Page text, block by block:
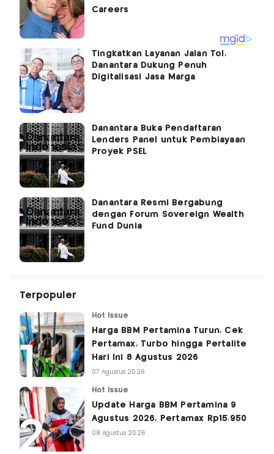
Tingkatkan Layanan Jalan Tol,
Danantara Dukung Penuh
Digitalisasi Jasa Marga
Danantara Buka Pendaftaran
Lenders Panel untuk Pembiayaan
Proyek PSEL
Danantara Resmi Bergabung
dengan Forum Sovereign Wealth
Fund Dunia
Terpopuler
Hot Issue
Harga BBM Pertamina Turun, Cek
Pertamax, Turbo hingga Pertalite
Hari Ini 8 Agustus 2026
07 Agustus 2026
Hot Issue
Update Harga BBM Pertamina 9
Agustus 2026, Pertamax Rp15.950
08 Agustus 2026